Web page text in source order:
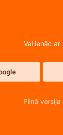
Vai ienāc ar
Pilnā versija